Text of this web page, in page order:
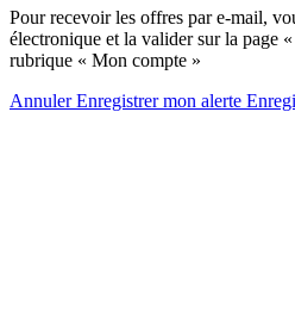
Pour recevoir les offres par e-mail,
électronique et la valider sur la page «
rubrique « Mon compte »
AnnulerEnregistrer mon alerte